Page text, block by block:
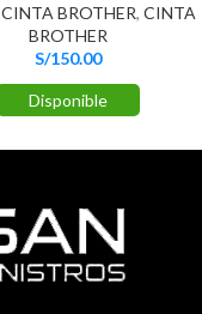
CINTA BROTHER, CINTA
BROTHER
S/150.00
Disponible